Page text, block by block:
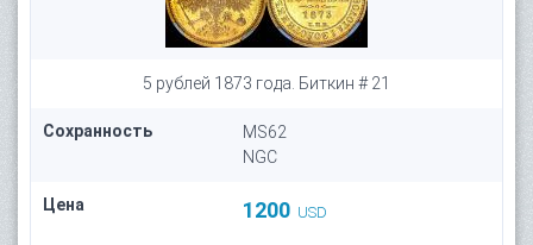
5 рублей 1873 года. Биткин # 21
Сохранность
MS62
NGC
Цена 1200 USD